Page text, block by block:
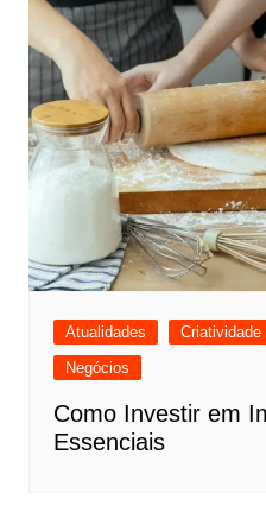
Atualidades Criatividade
Negócios
Como Investir em
Essenciais